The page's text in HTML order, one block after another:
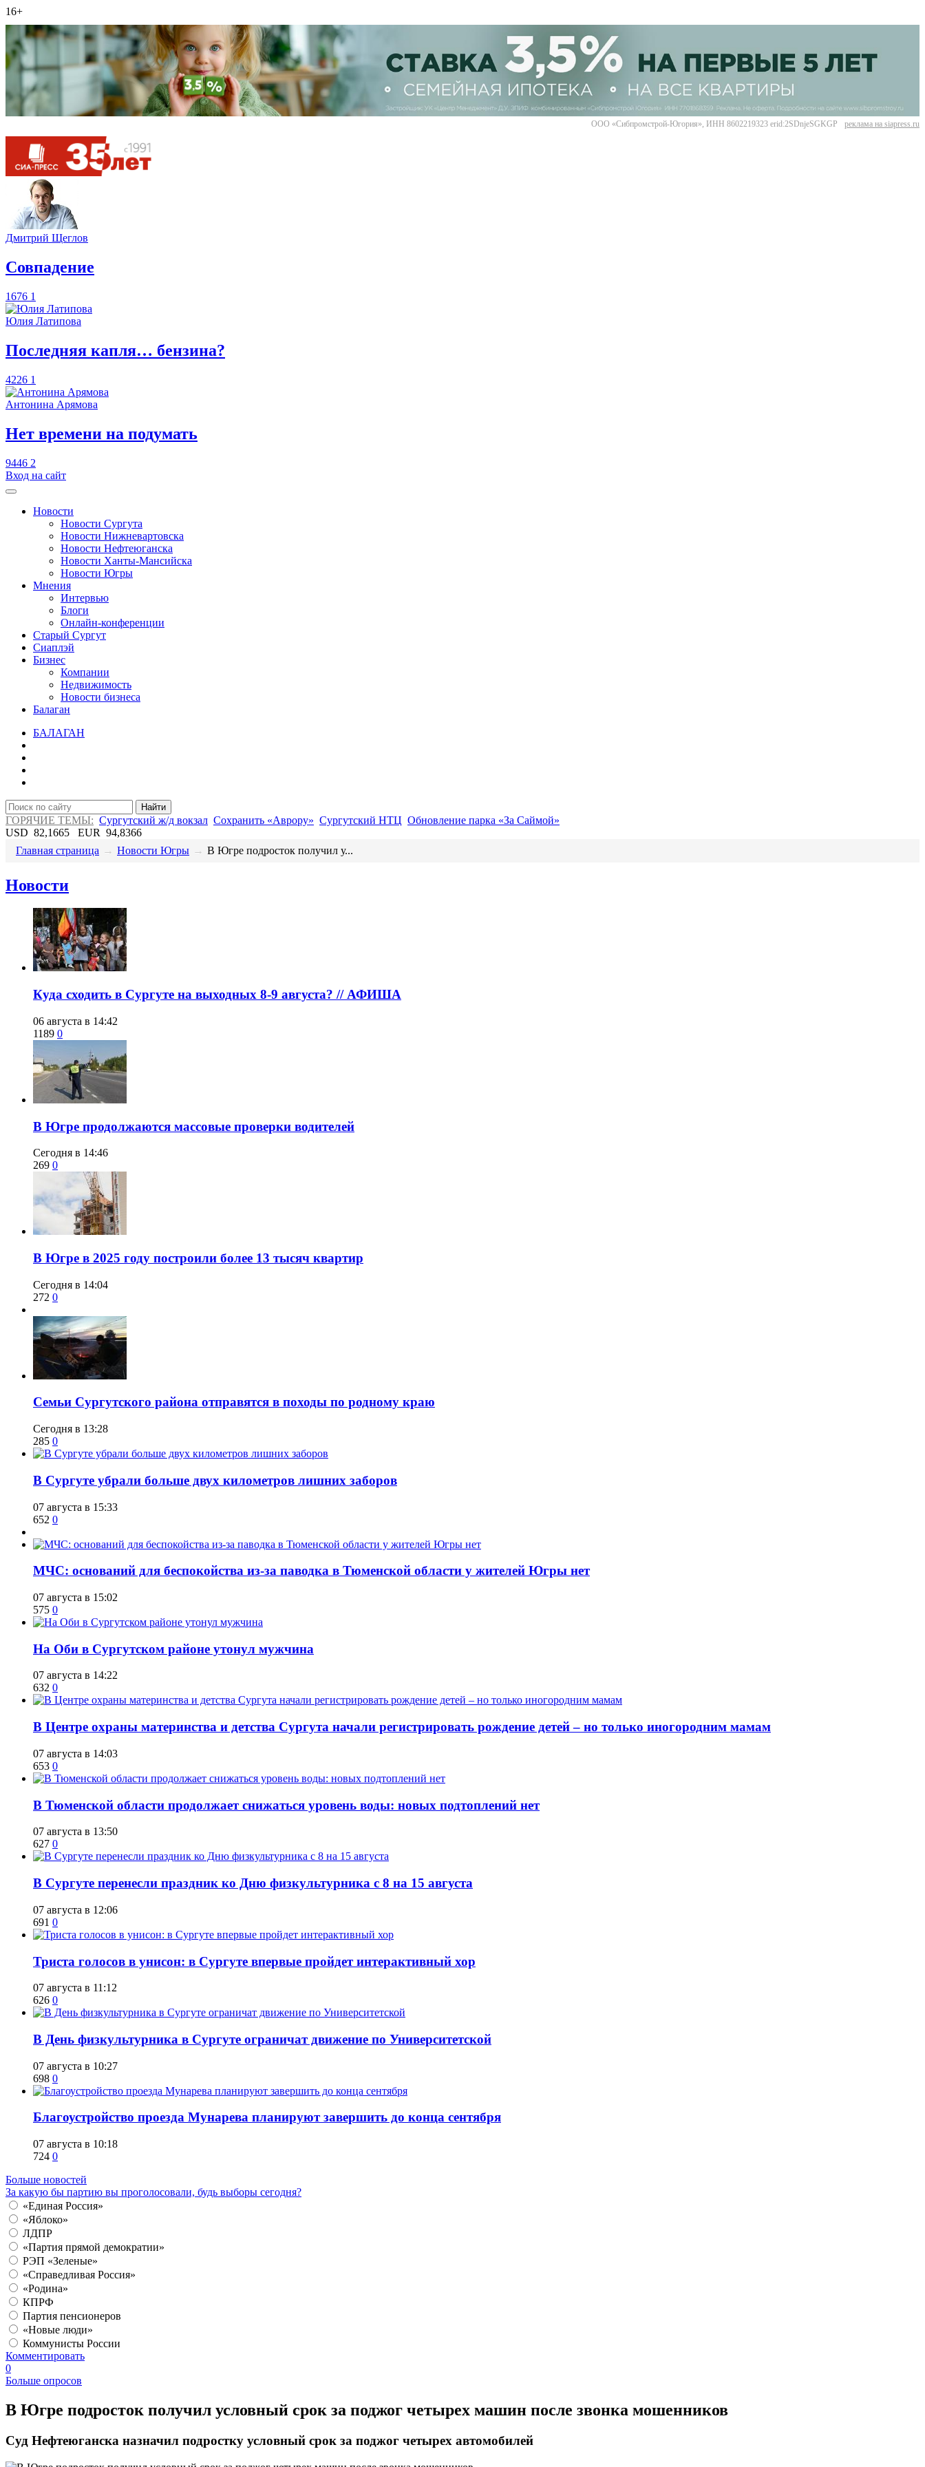
16+
ООО «Сибпромстрой-Югория», ИНН 8602219323 erid:2SDnjeSGKGP реклама на siapress.ru
Дмитрий Щеглов
​Совпадение
1676 1
Юлия Латипова
​Последняя капля… бензина?
4226 1
Антонина Арямова
​Нет времени на подумать
9446 2
Вход на сайт
Новости
Новости Сургута
Новости Нижневартовска
Новости Нефтеюганска
Новости Ханты-Мансийска
Новости Югры
Мнения
Интервью
Блоги
Онлайн-конференции
Старый Сургут
Сиаплэй
Бизнес
Компании
Недвижимость
Новости бизнеса
Балаган
БАЛАГАН
Найти
ГОРЯЧИЕ ТЕМЫ: Сургутский ж/д вокзал Сохранить «Аврору» Сургутский НТЦ Обновление парка «За Саймой»
USD 82,1665 EUR 94,8366
Главная страница → Новости Югры → В Югре подросток получил у...
Новости
​Куда сходить в Сургуте на выходных 8-9 августа? // АФИША
06 августа в 14:42
1189 0
​В Югре продолжаются массовые проверки водителей
Сегодня в 14:46
269 0
​В Югре в 2025 году построили более 13 тысяч квартир
Сегодня в 14:04
272 0
​Семьи Сургутского района отправятся в походы по родному краю
Сегодня в 13:28
285 0
​В Сургуте убрали больше двух километров лишних заборов
07 августа в 15:33
652 0
​МЧС: оснований для беспокойства из-за паводка в Тюменской области у жителей Югры нет
07 августа в 15:02
575 0
​На Оби в Сургутском районе утонул мужчина
07 августа в 14:22
632 0
​В Центре охраны материнства и детства Сургута начали регистрировать рождение детей – но только иногородним мамам
07 августа в 14:03
653 0
​В Тюменской области продолжает снижаться уровень воды: новых подтоплений нет
07 августа в 13:50
627 0
​В Сургуте перенесли праздник ко Дню физкультурника с 8 на 15 августа
07 августа в 12:06
691 0
​Триста голосов в унисон: в Сургуте впервые пройдет интерактивный хор
07 августа в 11:12
626 0
​В День физкультурника в Сургуте ограничат движение по Университетской
07 августа в 10:27
698 0
Благоустройство проезда Мунарева планируют завершить до конца сентября
07 августа в 10:18
724 0
Больше новостей
За какую бы партию вы проголосовали, будь выборы сегодня?
«Единая Россия»
«Яблоко»
ЛДПР
«Партия прямой демократии»
РЭП «Зеленые»
«Справедливая Россия»
«Родина»
КПРФ
Партия пенсионеров
«Новые люди»
Коммунисты России
Комментировать
0
Больше опросов
В Югре подросток получил условный срок за поджог четырех машин после звонка мошенников
Суд Нефтеюганска назначил подростку условный срок за поджог четырех автомобилей